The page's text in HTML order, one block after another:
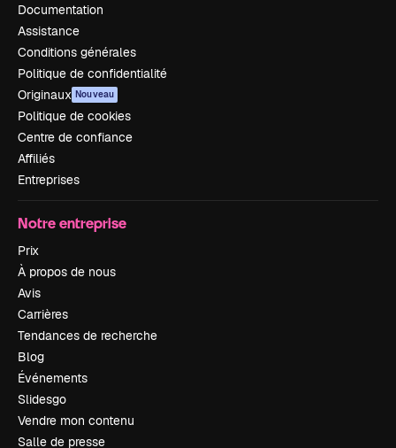
Documentation
Assistance
Conditions générales
Politique de confidentialité
Originaux Nouveau
Politique de cookies
Centre de confiance
Affiliés
Entreprises
Notre entreprise
Prix
À propos de nous
Avis
Carrières
Tendances de recherche
Blog
Événements
Slidesgo
Vendre mon contenu
Salle de presse